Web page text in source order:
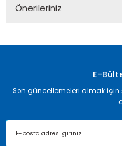
Önerileriniz
Görüş ve önerileriniz için
Ürün resmi kalitesiz,
Ürün açıklamasında
Ürün bilgilerinde hatalar
E-
Son güncellemeleri almak